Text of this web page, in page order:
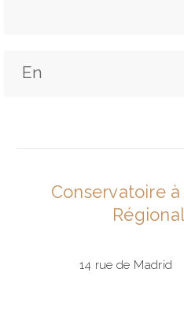
En
Conservatoire
14 rue de Madrid